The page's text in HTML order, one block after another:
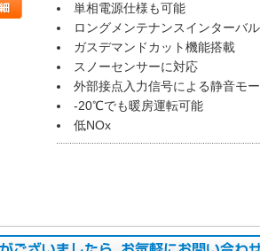
単相電源仕様も可能
ロングメンテナンスインターバル
ガスデマンドカット機能搭載
スノーセンサーに対応
外部接点入力信号による静音モ
-20℃でも暖房運転可能
低NOx